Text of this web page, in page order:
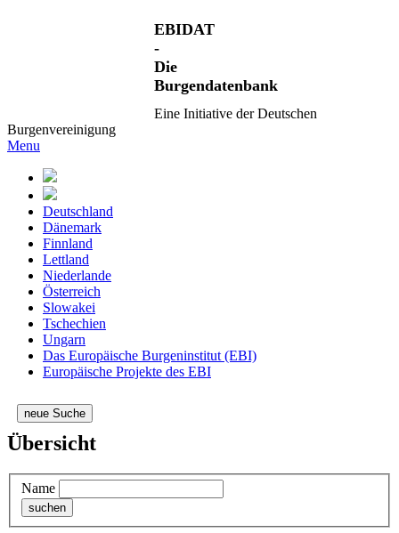
EBIDAT
-
Die
Burgendatenbank
Eine Initiative der Deutschen
Burgenvereinigung
Menu
Deutschland
Dänemark
Finnland
Lettland
Niederlande
Österreich
Slowakei
Tschechien
Ungarn
Das Europäische Burgeninstitut (EBI)
Europäische Projekte des EBI
neue Suche
Übersicht
Name